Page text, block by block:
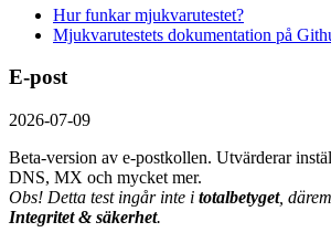
Hur funkar mjukvarutestet?
Mjukvarutestets dokumentation på
E-post
2026-07-09
Beta-version av e-postkollen. Utvärderar
DNS, MX och mycket mer.
Obs! Detta test ingår inte i totalbetyget,
Integritet & säkerhet.